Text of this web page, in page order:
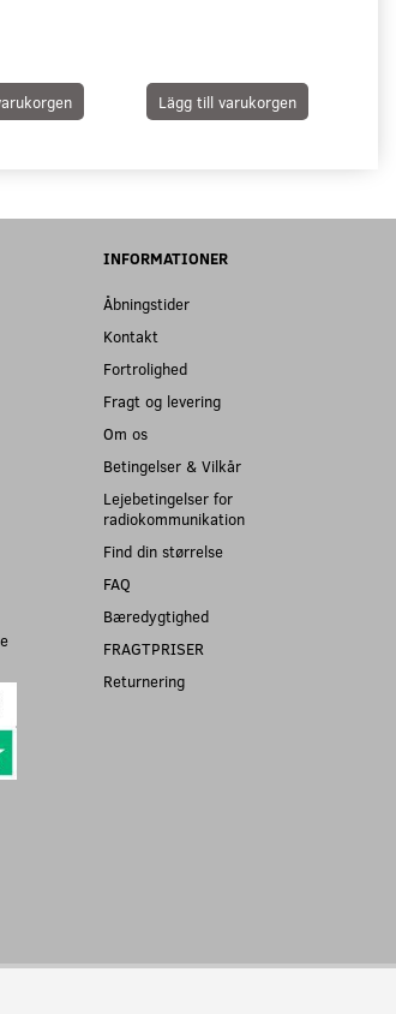
Lägg till varukorgen
INFORMATIONER
Åbningstider
Kontakt
Fortrolighed
Fragt og levering
Om os
Betingelser & Vilkår
Lejebetingelser for
radiokommunikation
Find din størrelse
FAQ
Bæredygtighed
FRAGTPRISER
Returnering